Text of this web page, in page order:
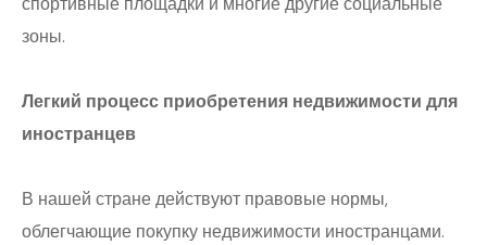
зоны.
Легкий процесс приобретения недвижимости для
иностранцев
В нашей стране действуют правовые нормы,
облегчающие покупку недвижимости иностранцами.